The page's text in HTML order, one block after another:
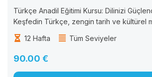
Türkçe Anadil Eğitimi Kursu: Dilinizi
Keşfedin Türkçe, zengin tarih ve kültürel
dikkat çeken dillerinden biridir. “Türkçe
Kursu” ile dilinizi güçlendirin. İletişim
ve...
12 Hafta Tüm Seviyeler
90.00 €